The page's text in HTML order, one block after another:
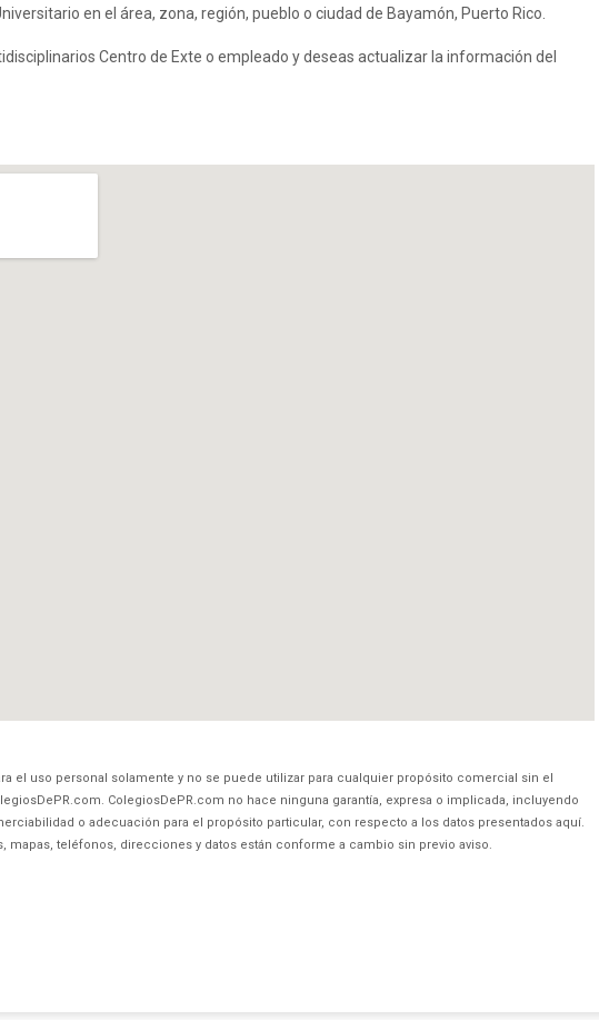
en el área, zona, región, pueblo o ciudad de Bayamón, Puerto Rico.
Centro de Exte o empleado y deseas actualizar la información del
el uso personal solamente y no se puede utilizar para cualquier propósito comercial sin el
ColegiosDePR.com no hace ninguna garantía, expresa o implicada, incluyendo
o adecuación para el propósito particular, con respecto a los datos presentados aquí.
mapas, teléfonos, direcciones y datos están conforme a cambio sin previo aviso.